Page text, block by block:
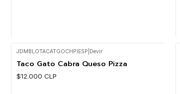
JDMBLOTACATGOCHPIESP Devir
Taco Gato Cabra Queso Pizza
$12.000 CLP